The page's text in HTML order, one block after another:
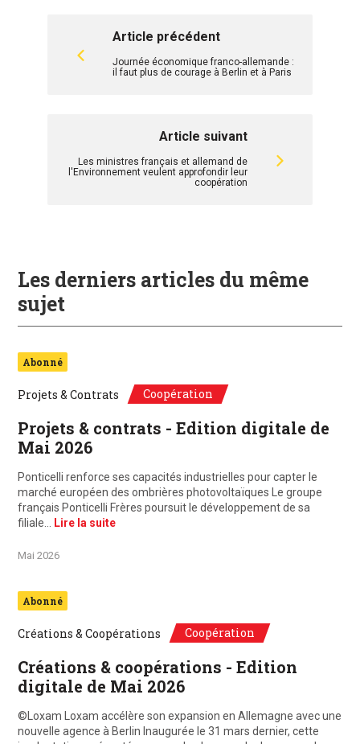
Article précédent
Journée économique franco-allemande :
il faut plus de courage à Berlin et à Paris
Article suivant
Les ministres français et allemand de
l'Environnement veulent approfondir leur
coopération
Les derniers articles du même
sujet
Abonné
Projets & Contrats Coopération
Projets & contrats - Edition digitale de
Mai 2026
Ponticelli renforce ses capacités industrielles pour capter le
marché européen des ombrières photovoltaïques Le groupe
français Ponticelli Frères poursuit le développement de sa
filiale…
Lire la suite
Mai 2026
Abonné
Créations & Coopérations Coopération
Créations & coopérations - Edition
digitale de Mai 2026
©Loxam Loxam accélère son expansion en Allemagne avec une
nouvelle agence à Berlin Inaugurée le 31 mars dernier, cette